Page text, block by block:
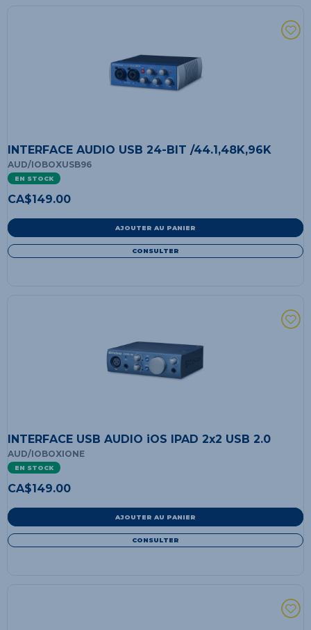
INTERFACE AUDIO USB 24-BIT /44.1,48K,96K
AUD/IOBOXUSB96
EN STOCK
CA$149.00
AJOUTER AU PANIER
CONSULTER
INTERFACE USB AUDIO iOS IPAD 2x2 USB 2.0
AUD/IOBOXIONE
EN STOCK
CA$149.00
AJOUTER AU PANIER
CONSULTER